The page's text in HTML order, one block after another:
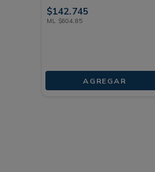
$142.745
ML $604,85
AGREGAR